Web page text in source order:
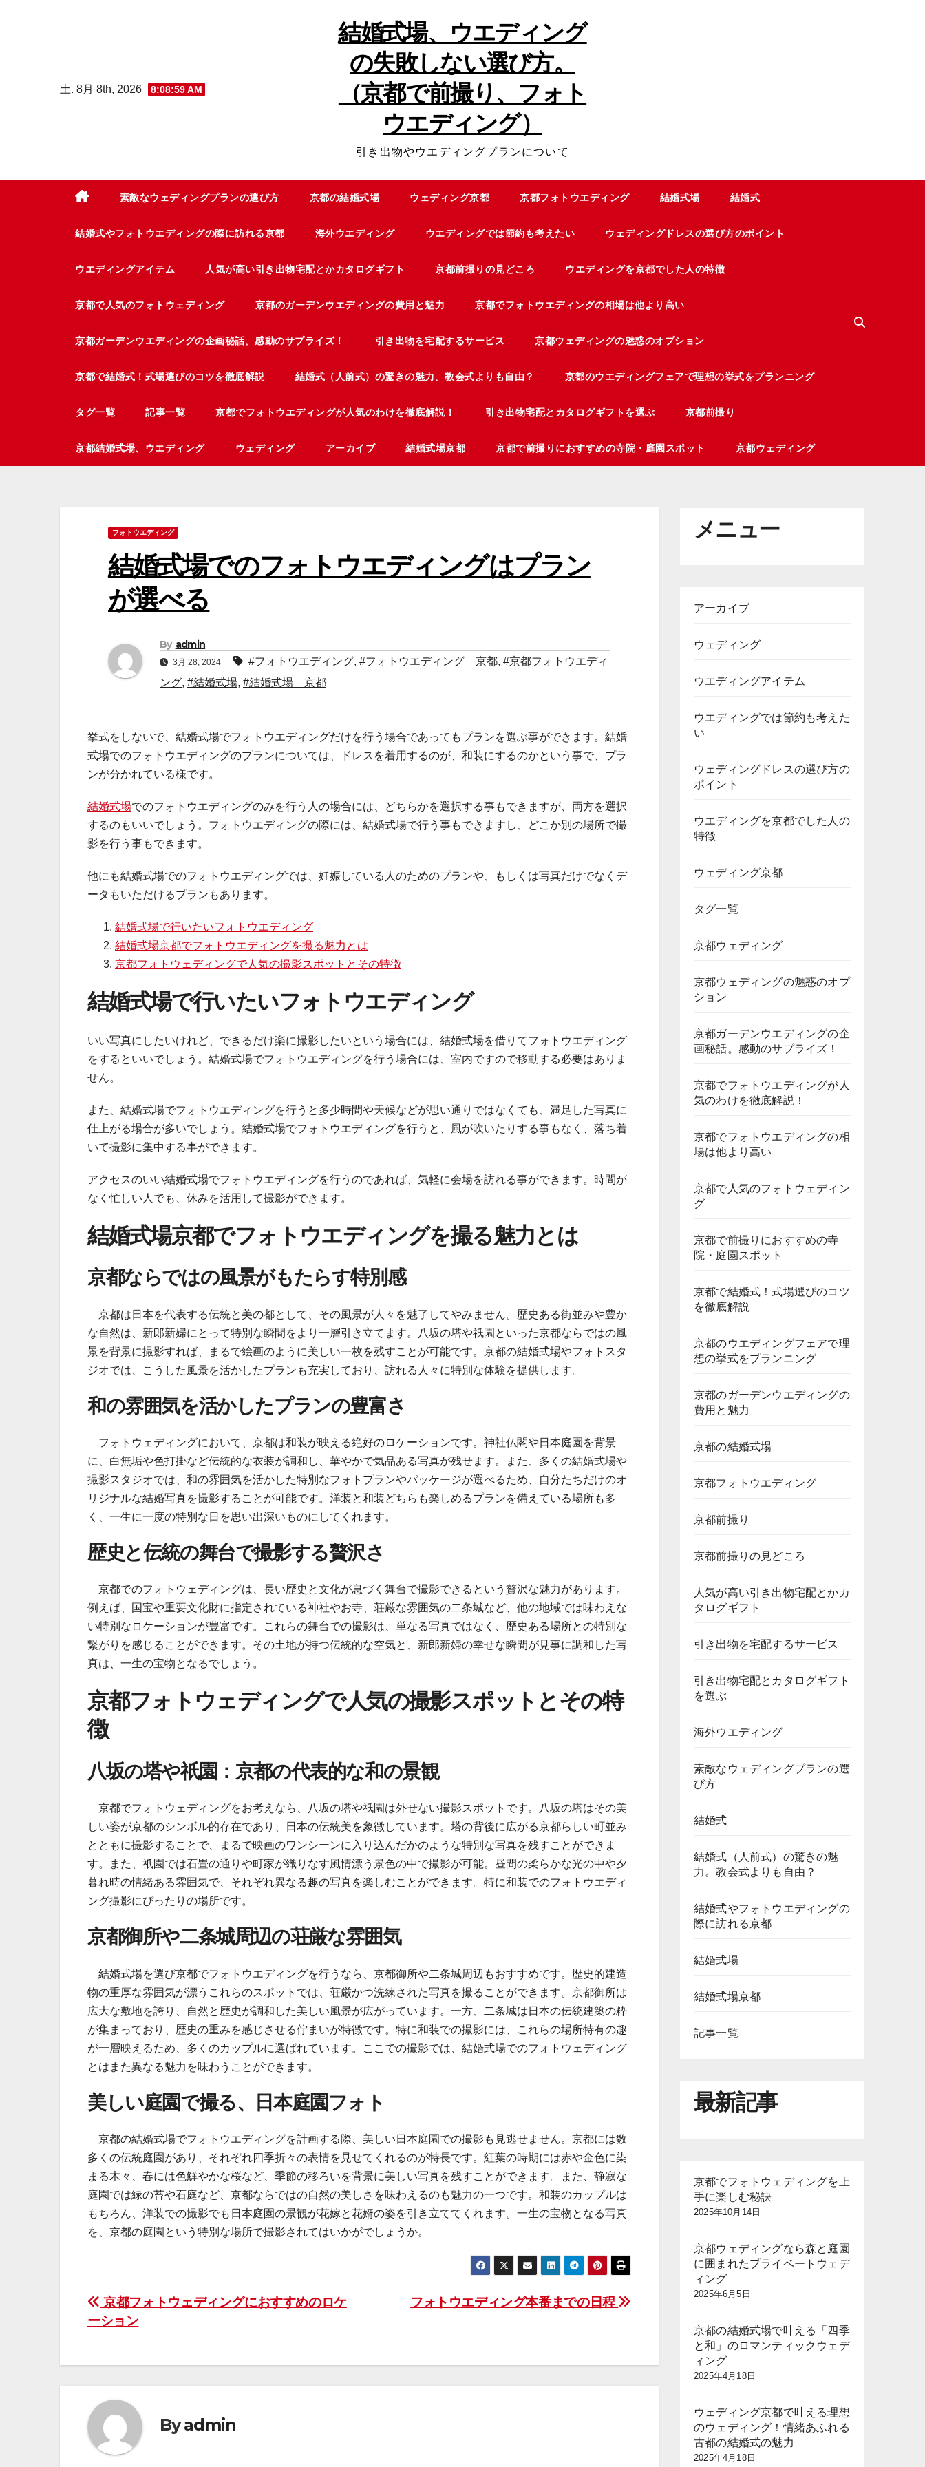
土. 8月 8th, 2026 8:09:00 AM
結婚式場、ウエディング
の失敗しない選び方。
（京都で前撮り、フォト
ウエディング）
引き出物やウエディングプランについて
素敵なウェディングプランの選び方 京都の結婚式場 ウェディング京都 京都フォトウエディング 結婚式場 結婚式
結婚式やフォトウエディングの際に訪れる京都 海外ウエディング ウエディングでは節約も考えたい ウェディングドレスの選び方のポイント
ウエディングアイテム 人気が高い引き出物宅配とかカタログギフト 京都前撮りの見どころ ウエディングを京都でした人の特徴
京都で人気のフォトウェディング 京都のガーデンウエディングの費用と魅力 京都でフォトウエディングの相場は他より高い
京都ガーデンウエディングの企画秘話。感動のサプライズ！ 引き出物を宅配するサービス 京都ウェディングの魅惑のオプション
京都で結婚式！式場選びのコツを徹底解説 結婚式（人前式）の驚きの魅力。教会式よりも自由？ 京都のウエディングフェアで理想の挙式をプランニング
タグ一覧 記事一覧 京都でフォトウエディングが人気のわけを徹底解説！ 引き出物宅配とカタログギフトを選ぶ 京都前撮り
京都結婚式場、ウエディング ウェディング アーカイブ 結婚式場京都 京都で前撮りにおすすめの寺院・庭園スポット 京都ウェディング
フォトウエディング
結婚式場でのフォトウエディングはプラン
が選べる
By admin
3月 28, 2024 #フォトウエディング, #フォトウエディング 京都, #京都フォトウエディ
ング, #結婚式場, #結婚式場 京都
挙式をしないで、結婚式場でフォトウエディングだけを行う場合であってもプランを選ぶ事ができます。結婚
式場でのフォトウエディングのプランについては、ドレスを着用するのが、和装にするのかという事で、プラ
ンが分かれている様です。
結婚式場でのフォトウエディングのみを行う人の場合には、どちらかを選択する事もできますが、両方を選択
するのもいいでしょう。フォトウエディングの際には、結婚式場で行う事もできますし、どこか別の場所で撮
影を行う事もできます。
他にも結婚式場でのフォトウエディングでは、妊娠している人のためのプランや、もしくは写真だけでなくデ
ータもいただけるプランもあります。
結婚式場で行いたいフォトウエディング
結婚式場京都でフォトウエディングを撮る魅力とは
京都フォトウェディングで人気の撮影スポットとその特徴
結婚式場で行いたいフォトウエディング
いい写真にしたいけれど、できるだけ楽に撮影したいという場合には、結婚式場を借りてフォトウエディング
をするといいでしょう。結婚式場でフォトウエディングを行う場合には、室内ですので移動する必要はありま
せん。
また、結婚式場でフォトウエディングを行うと多少時間や天候などが思い通りではなくても、満足した写真に
仕上がる場合が多いでしょう。結婚式場でフォトウエディングを行うと、風が吹いたりする事もなく、落ち着
いて撮影に集中する事ができます。
アクセスのいい結婚式場でフォトウエディングを行うのであれば、気軽に会場を訪れる事ができます。時間が
なく忙しい人でも、休みを活用して撮影ができます。
結婚式場京都でフォトウエディングを撮る魅力とは
京都ならではの風景がもたらす特別感
京都は日本を代表する伝統と美の都として、その風景が人々を魅了してやみません。歴史ある街並みや豊か
な自然は、新郎新婦にとって特別な瞬間をより一層引き立てます。八坂の塔や祇園といった京都ならではの風
景を背景に撮影すれば、まるで絵画のように美しい一枚を残すことが可能です。京都の結婚式場やフォトスタ
ジオでは、こうした風景を活かしたプランも充実しており、訪れる人々に特別な体験を提供します。
和の雰囲気を活かしたプランの豊富さ
フォトウェディングにおいて、京都は和装が映える絶好のロケーションです。神社仏閣や日本庭園を背景
に、白無垢や色打掛など伝統的な衣装が調和し、華やかで気品ある写真が残せます。また、多くの結婚式場や
撮影スタジオでは、和の雰囲気を活かした特別なフォトプランやパッケージが選べるため、自分たちだけのオ
リジナルな結婚写真を撮影することが可能です。洋装と和装どちらも楽しめるプランを備えている場所も多
く、一生に一度の特別な日を思い出深いものにしてくれます。
歴史と伝統の舞台で撮影する贅沢さ
京都でのフォトウェディングは、長い歴史と文化が息づく舞台で撮影できるという贅沢な魅力があります。
例えば、国宝や重要文化財に指定されている神社やお寺、荘厳な雰囲気の二条城など、他の地域では味わえな
い特別なロケーションが豊富です。これらの舞台での撮影は、単なる写真ではなく、歴史ある場所との特別な
繋がりを感じることができます。その土地が持つ伝統的な空気と、新郎新婦の幸せな瞬間が見事に調和した写
真は、一生の宝物となるでしょう。
京都フォトウェディングで人気の撮影スポットとその特
徴
八坂の塔や祇園：京都の代表的な和の景観
京都でフォトウェディングをお考えなら、八坂の塔や祇園は外せない撮影スポットです。八坂の塔はその美
しい姿が京都のシンボル的存在であり、日本の伝統美を象徴しています。塔の背後に広がる京都らしい町並み
とともに撮影することで、まるで映画のワンシーンに入り込んだかのような特別な写真を残すことができま
す。また、祇園では石畳の通りや町家が織りなす風情漂う景色の中で撮影が可能。昼間の柔らかな光の中や夕
暮れ時の情緒ある雰囲気で、それぞれ異なる趣の写真を楽しむことができます。特に和装でのフォトウエディ
ング撮影にぴったりの場所です。
京都御所や二条城周辺の荘厳な雰囲気
結婚式場を選び京都でフォトウエディングを行うなら、京都御所や二条城周辺もおすすめです。歴史的建造
物の重厚な雰囲気が漂うこれらのスポットでは、荘厳かつ洗練された写真を撮ることができます。京都御所は
広大な敷地を誇り、自然と歴史が調和した美しい風景が広がっています。一方、二条城は日本の伝統建築の粋
が集まっており、歴史の重みを感じさせる佇まいが特徴です。特に和装での撮影には、これらの場所特有の趣
が一層映えるため、多くのカップルに選ばれています。ここでの撮影では、結婚式場でのフォトウェディング
とはまた異なる魅力を味わうことができます。
美しい庭園で撮る、日本庭園フォト
京都の結婚式場でフォトウエディングを計画する際、美しい日本庭園での撮影も見逃せません。京都には数
多くの伝統庭園があり、それぞれ四季折々の表情を見せてくれるのが特長です。紅葉の時期には赤や金色に染
まる木々、春には色鮮やかな桜など、季節の移ろいを背景に美しい写真を残すことができます。また、静寂な
庭園では緑の苔や石庭など、京都ならではの自然の美しさを味わえるのも魅力の一つです。和装のカップルは
もちろん、洋装での撮影でも日本庭園の景観が花嫁と花婿の姿を引き立ててくれます。一生の宝物となる写真
を、京都の庭園という特別な場所で撮影されてはいかがでしょうか。
投
稿
ナ
ゲ
ー
フォトウエディング本番までの日程
京都フォトウェディングにおすすめのロケ
ーション
Byadmin
メニュー
アーカイブ
ウェディング
ウエディングアイテム
ウエディングでは節約も考えた
い
ウェディングドレスの選び方の
ポイント
ウエディングを京都でした人の
特徴
ウェディング京都
タグ一覧
京都ウェディング
京都ウェディングの魅惑のオプ
ション
京都ガーデンウエディングの企
画秘話。感動のサプライズ！
京都でフォトウエディングが人
気のわけを徹底解説！
京都でフォトウエディングの相
場は他より高い
京都で人気のフォトウェディン
グ
京都で前撮りにおすすめの寺
院・庭園スポット
京都で結婚式！式場選びのコツ
を徹底解説
京都のウエディングフェアで理
想の挙式をプランニング
京都のガーデンウエディングの
費用と魅力
京都の結婚式場
京都フォトウエディング
京都前撮り
京都前撮りの見どころ
人気が高い引き出物宅配とかカ
タログギフト
引き出物を宅配するサービス
引き出物宅配とカタログギフト
を選ぶ
海外ウエディング
素敵なウェディングプランの選
び方
結婚式
結婚式（人前式）の驚きの魅
力。教会式よりも自由？
結婚式やフォトウエディングの
際に訪れる京都
結婚式場
結婚式場京都
記事一覧
最新記事
京都でフォトウェディングを上
手に楽しむ秘訣
2025年10月14日
京都ウェディングなら森と庭園
に囲まれたプライベートウェデ
ィング
2025年6月5日
京都の結婚式場で叶える「四季
と和」のロマンティックウェデ
ィング
2025年4月18日
ウェディング京都で叶える理想
のウェディング！情緒あふれる
古都の結婚式の魅力
2025年4月18日